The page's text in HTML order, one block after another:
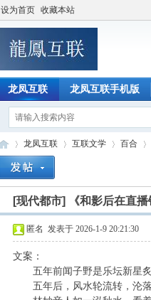
设为首页 收藏本站
龙凤互联 龙凤互联手机版
龙凤互联
›
互联文学
›
百合
›
[现代都市] 《和影后在直
匿名 发表于 2026-1-9 20:21:30
文案：
五年前闻子野是乐坛新星炙
五年后，风水轮流转，沦落